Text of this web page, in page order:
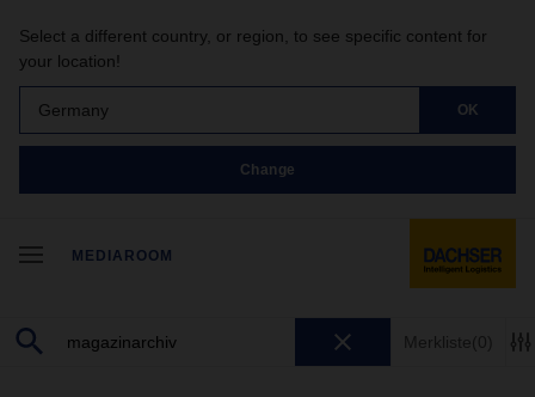
Select a different country, or region, to see specific content for
your location!
Germany OK
Change
MEDIAROOM
Merkliste(0)